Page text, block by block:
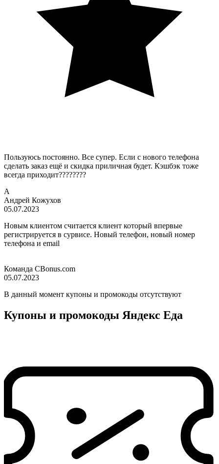
Пользуюсь постоянно. Все супер. Если с нового телефона
сделать заказ ещё и скидка приличная будет. Кэшбэк тоже
всегда приходит????????
А
Андрей Кожухов
05.07.2023
Новым клиентом считается клиент который впервые
регистрируется в сурвисе. Новый телефон, новый номер
телефона и email
Команда CBonus.com
05.07.2023
В данный момент купоны и промокоды отсутствуют
Купоны и промокоды Яндекс Еда